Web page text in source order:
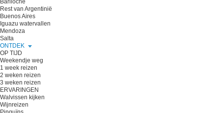
Bariloche
Rest van Argentinië
Buenos Aires
Iguazu watervallen
Mendoza
Salta
ONTDEK
OP TIJD
Weekendje weg
1 week reizen
2 weken reizen
3 weken reizen
ERVARINGEN
Walvissen kijken
Wijnreizen